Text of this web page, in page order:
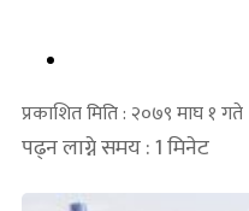
प्रकाशित मिति : २०७९ माघ १ गते
पढ्न लाग्ने समय : 1 मिनेट